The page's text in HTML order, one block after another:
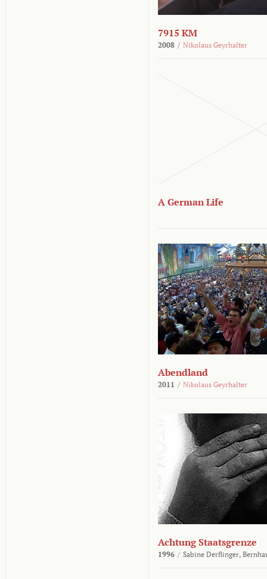
7915 KM
2008 / Nikolaus Geyrhalter
A German Life
Abendland
2011 / Nikolaus Geyrhalter
Achtung Staatsgrenze
1996 / Sabine Derflinger,